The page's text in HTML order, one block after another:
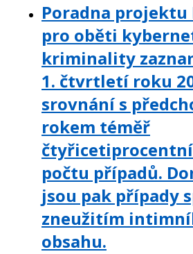
Poradna projektu
pro oběti
kriminality
1. čtvrtletí roku
srovnání s
rokem téměř
počtu případů.
jsou pak případy
zneužitím
obsahu.